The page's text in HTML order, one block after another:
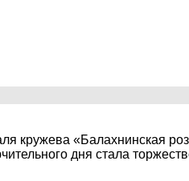
кружева «Балахнинская
дня стала